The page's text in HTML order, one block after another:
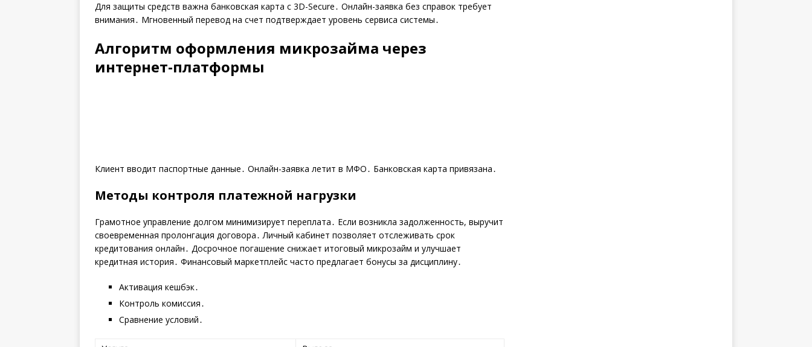
Для защиты средств важна банковская карта с 3D-Secure․ Онлайн-заявка без справок требует
внимания․ Мгновенный перевод на счет подтверждает уровень сервиса системы․
Алгоритм оформления микрозайма через
интернет-платформы
Клиент вводит паспортные данные․ Онлайн-заявка летит в МФО․ Банковская карта привязана․
Методы контроля платежной нагрузки
Грамотное управление долгом минимизирует переплата․ Если возникла задолженность, выручит
своевременная пролонгация договора․ Личный кабинет позволяет отслеживать срок
кредитования онлайн․ Досрочное погашение снижает итоговый микрозайм и улучшает
кредитная история․ Финансовый маркетплейс часто предлагает бонусы за дисциплину․
Активация кешбэк․
Контроль комиссия․
Сравнение условий․